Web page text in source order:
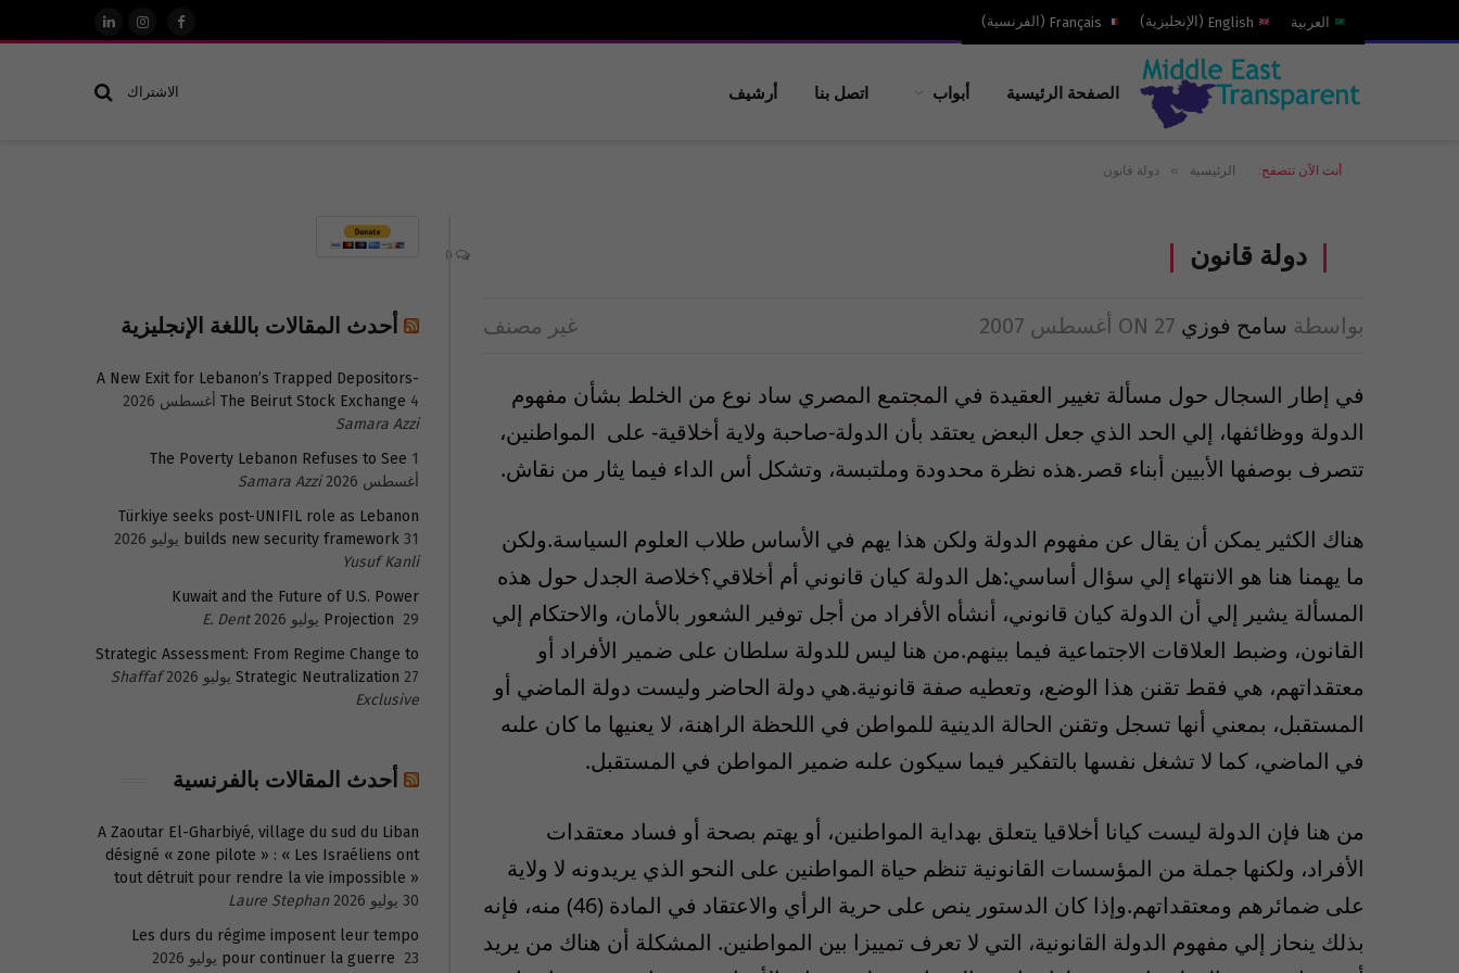
العربية English
( الإنجليزية)
Français
( الفرنسية)
فيسبوكالانستغرام
لينكدإن
الصفحة الرئيسية أبواب اتصل بنا أرشيف الاشتراك
أنت الآن تتصفح: الرئيسية » دولة‏ ‏قانون
دولة‏ ‏قانون
بواسطة سامح فوزي ON 27 أغسطس 2007 غير مصنف
في‏ ‏إطار‏ ‏السجال‏ ‏حول‏ ‏مسألة‏ ‏تغيير‏ ‏العقيدة‏ ‏في‏ ‏المجتمع‏ ‏المصري‏ ‏ساد‏ ‏نوع‏ ‏من‏ ‏الخلط‏ ‏بشأن‏ ‏مفهوم‏
‏الدولة‏ ‏ووظائفها‏، ‏إلي‏ ‏الحد‏ ‏الذي‏ ‏جعل‏ ‏البعض‏ ‏يعتقد‏ ‏بأن‏ ‏الدولة‏-‏صاحبة‏ ‏ولاية‏ ‏أخلاقية‏-‏ على ‏ ‏المواطنين‏،
‏تتصرف‏ ‏بوصفها الأبيين‏ ‏أبناء‏ ‏قصر‏.‏هذه‏ ‏نظرة محدودة وملتبسة‏، ‏وتشكل‏ ‏أس‏ ‏الداء‏ ‏فيما‏ ‏يثار‏ ‏من‏ ‏نقاش‏.‏
هناك‏ ‏الكثير‏ ‏يمكن‏ ‏أن‏ ‏يقال‏ ‏عن‏ ‏مفهوم الدولة ولكن‏ ‏هذا‏ ‏يهم‏ ‏في‏ ‏الأساس‏ ‏طلاب‏ ‏العلوم‏ ‏السياسة‏.‏ولكن‏
‏ما‏ ‏يهمنا‏ ‏هنا‏ ‏هو‏ ‏الانتهاء‏ ‏إلي‏ ‏سؤال‏ ‏أساسي‏:‏هل‏ ‏الدولة‏ ‏كيان‏ ‏قانوني‏ ‏أم‏ ‏أخلاقي؟خلاصة‏ ‏الجدل‏ ‏حول‏ ‏هذه‏
‏المسألة‏ ‏يشير‏ ‏إلي‏ ‏أن‏ ‏الدولة كيان‏ ‏قانوني‏، ‏أنشأه‏ ‏الأفراد‏ ‏من‏ ‏أجل‏ ‏توفير‏ ‏الشعور‏ ‏بالأمان‏، ‏والاحتكام‏ ‏إلي‏
‏القانون‏، ‏وضبط‏ ‏العلاقات‏ ‏الاجتماعية‏ ‏فيما‏ ‏بينهم‏.‏من‏ ‏هنا‏ ‏ليس‏ ‏للدولة‏ ‏سلطان‏ ‏على‏ ‏ضمير‏ ‏الأفراد‏ ‏أو‏
‏معتقداتهم‏، ‏هي‏ ‏فقط تقنن هذا‏ ‏الوضع‏، ‏وتعطيه‏ ‏صفة‏ ‏قانونية‏.‏هي‏ ‏دولة‏ ‏الحاضر‏ ‏وليست‏ ‏دولة‏ ‏الماضي‏ ‏أو‏
‏المستقبل‏، ‏بمعني‏ ‏أنها‏ ‏تسجل‏ ‏وتقنن‏ ‏الحالة‏ ‏الدينية‏ ‏للمواطن‏ ‏في‏ ‏اللحظة‏ ‏الراهنة‏، ‏لا‏ ‏يعنيها‏ ‏ما‏ ‏كان‏ ‏علىه‏
‏في‏ ‏الماضي‏، ‏كما‏ ‏لا‏ ‏تشغل‏ ‏نفسها‏ ‏بالتفكير‏ ‏فيما‏ ‏سيكون‏ ‏علىه‏ ‏ضمير‏ ‏المواطن‏ ‏في‏ ‏المستقبل‏.‏
من‏ ‏هنا‏ ‏فإن‏ ‏الدولة‏ ‏ليست‏ ‏كيانا‏ ‏أخلاقيا‏ ‏يتعلق‏ ‏بهداية‏ ‏المواطنين‏، ‏أو‏ ‏يهتم‏ ‏بصحة‏ ‏أو فساد‏ ‏معتقدات‏
‏الأفراد‏، ‏ولكنها‏ ‏جملة‏ ‏من‏ ‏المؤسسات‏ ‏القانونية‏ ‏تنظم‏ ‏حياة‏ ‏المواطنين‏ ‏على‏ ‏النحو‏ ‏الذي‏ ‏يريدونه‏ ‏لا‏ ‏ولاية‏
‏على‏ ‏ضمائرهم‏ ‏ومعتقداتهم‏.‏وإذا‏ ‏كان‏ ‏الدستور‏ ‏ينص‏ ‏على‏ ‏حرية‏ ‏الرأي‏ ‏والاعتقاد‏ ‏في‏ ‏المادة‏ (46)‏ منه‏، ‏فإنه‏
‏بذلك‏ ‏ينحاز‏ ‏إلي‏ ‏مفهوم‏ ‏الدولة‏ ‏القانونية‏، ‏التي‏ ‏لا‏ ‏تعرف‏ ‏تمييزا‏ ‏بين‏ ‏المواطنين‏. ‏المشكلة‏ ‏أن‏ ‏هناك‏ ‏من‏ ‏يريد‏
أحدث المقالات باللغة الإنجليزية
A New Exit for Lebanon’s Trapped Depositors-
The Beirut Stock Exchange 4 أغسطس 2026
Samara Azzi
The Poverty Lebanon Refuses to See 1
أغسطس 2026
Samara Azzi
Türkiye seeks post-UNIFIL role as Lebanon
builds new security framework 31 يوليو 2026
Yusuf Kanli
Kuwait and the Future of U.S. Power
Projection 29 يوليو 2026
E. Dent
Strategic Assessment: From Regime Change to
Strategic Neutralization 27 يوليو 2026
Shaffaf
Exclusive
أحدث المقالات بالفرنسية
A Zaoutar El-Gharbiyé, village du sud du Liban
désigné « zone pilote » : « Les Israéliens ont
tout détruit pour rendre la vie impossible »
30 يوليو 2026
Laure Stephan
Les durs du régime imposent leur tempo
pour continuer la guerre 23 يوليو 2026